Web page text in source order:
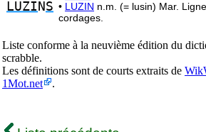
LUZI N S • LUZIN n.m. (= lusin) Mar.
cordages.
Liste conforme à la neuvième édition du
scrabble.
Les définitions sont de courts extraits de
1Mot.net
.